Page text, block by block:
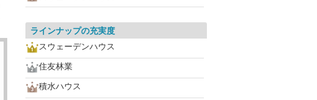
ラインナップの充実度
スウェーデンハウス
住友林業
積水ハウス